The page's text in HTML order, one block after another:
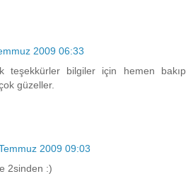
2009 06:33
teşekkürler bilgiler için hemen bakıp
güzeller.
2009 09:03
2sinden :)